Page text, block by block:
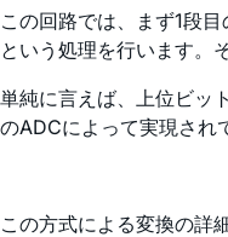
この回路では、まず1段
という処理を行います。
単純に言えば、上位ビッ
のADCによって実現され
この方式による変換の詳